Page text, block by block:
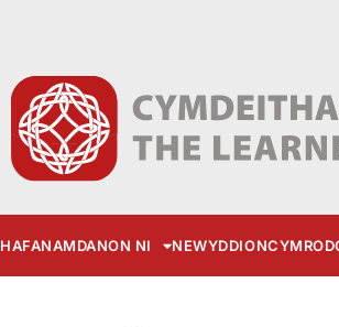
HAFANAMDANON NI NEWYDDION